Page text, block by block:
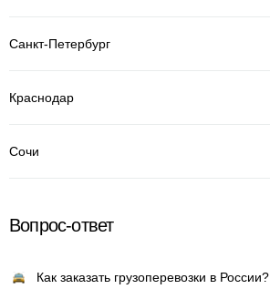
Санкт-Петербург
Краснодар
Сочи
Вопрос-ответ
Как заказать грузоперевозки в России?